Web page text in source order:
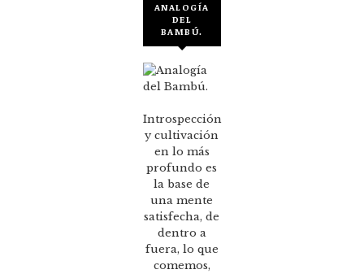
ANALOGÍA
DEL
BAMBÚ.
Introspección
y cultivación
en lo más
profundo es
la base de
una mente
satisfecha, de
dentro a
fuera, lo que
comemos,